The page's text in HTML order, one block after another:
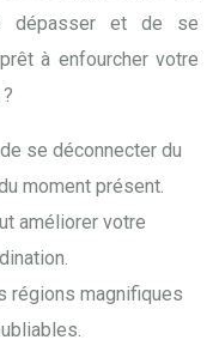
dépasser et de se
à enfourcher votre
se déconnecter du
moment présent.
améliorer votre
régions magnifiques